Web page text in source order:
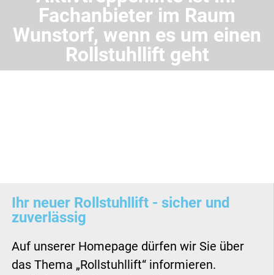
Fachanbieter im Raum
Wunstorf, wenn es um einen
Rollstuhllift geht
Ihr neuer Rollstuhllift - sicher und
zuverlässig
Auf unserer Homepage dürfen wir Sie über
das Thema „Rollstuhllift“ informieren.